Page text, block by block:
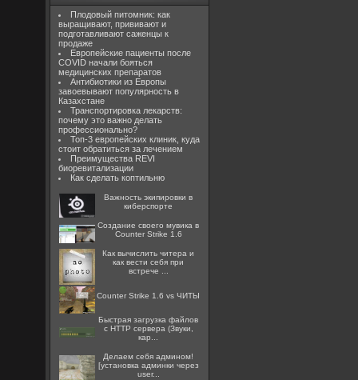
Плодовый питомник: как
выращивают, прививают и
подготавливают саженцы к
продаже
Европейские пациенты после
COVID начали бояться
медицинских препаратов
Антибиотики из Европы
завоевывают популярность в
Казахстане
Транспортировка лекарств:
почему это важно делать
профессионально?
Топ-3 европейских клиник, куда
стоит обратиться за лечением
Преимущества REVI
биоревитализации
Как сделать коптильню
Важность экипировки в
киберспорте
Создание своего мувика в
Counter Strike 1.6
Как вычислить читера и
как вести себя при
встрече ...
Counter Strike 1.6 vs ЧИТЫ
Быстрая загрузка файлов
с HTTP сервера (Звуки,
кар...
Делаем себя админом!
[установка админки через
user...